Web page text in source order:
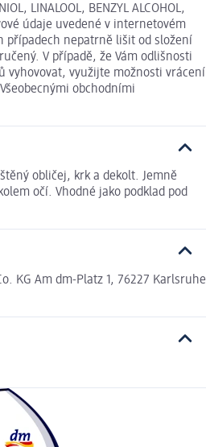
LINALOOL, BENZYL ALCOHOL,
údaje uvedené v internetovém
případech nepatrně lišit od složení
V případě, že Vám odlišnosti
vyhovovat, využijte možnosti vrácení
obchodními
obličej, krk a dekolt. Jemně
očí. Vhodné jako podklad pod
KG Am dm-Platz 1, 76227 Karlsruhe